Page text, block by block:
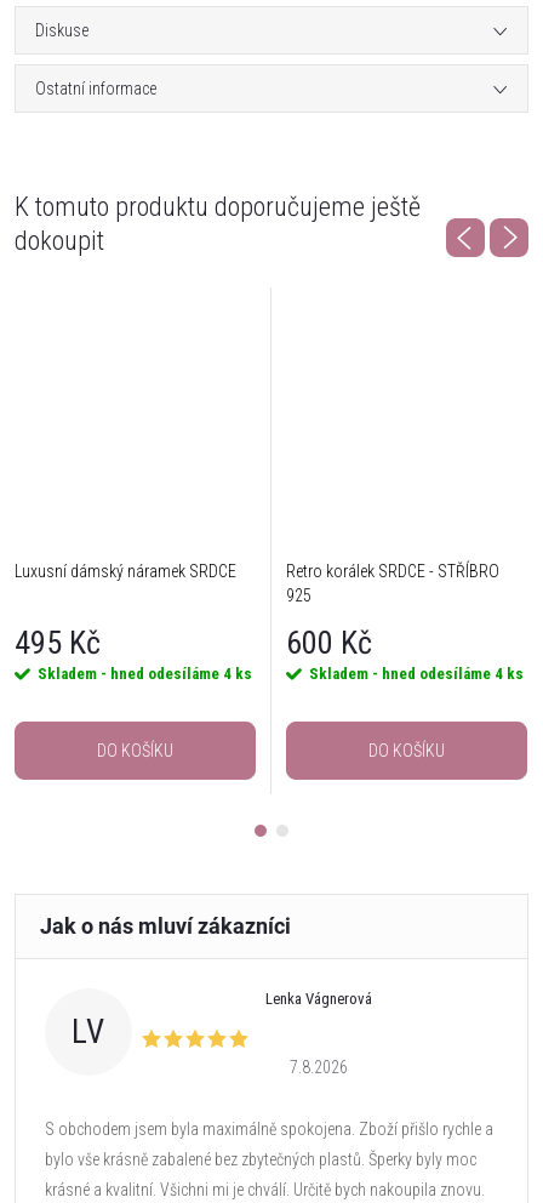
Diskuse
Ostatní informace
K tomuto produktu doporučujeme ještě
dokoupit
Luxusní dámský náramek SRDCE
495 Kč
Skladem - hned odesíláme 4 ks
DO KOŠÍKU
Retro korálek SRDCE - STŘÍBRO
925
600 Kč
Skladem - hned odesíláme 4 ks
DO KOŠÍKU
LV
Lenka Vágnerová
7.8.2026
S obchodem jsem byla maximálně spokojena. Zboží přišlo rychle a
bylo vše krásně zabalené bez zbytečných plastů. Šperky byly moc
krásné a kvalitní. Všichni mi je chválí. Určitě bych nakoupila znovu.